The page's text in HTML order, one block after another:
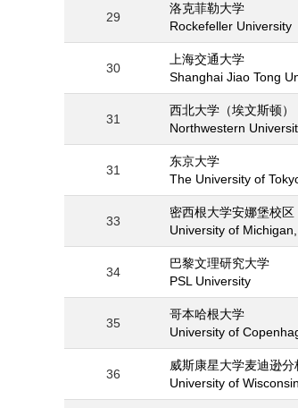
29
洛克菲勒大学
Rockefeller University
30
上海交通大学
Shanghai Jiao Tong
31
西北大学（埃文斯顿）
Northwestern
31
东京大学
The University of
33
密西根大学安娜堡校区
University of
34
巴黎文理研究大学
PSL University
35
哥本哈根大学
University of
36
威斯康星大学麦迪逊分
University of